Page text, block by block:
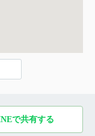
で共有する